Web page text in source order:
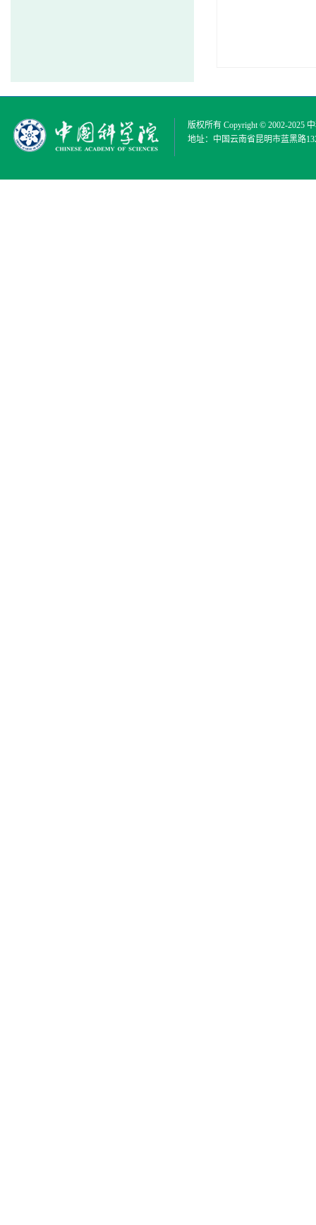
版权所有 Copyright © 2002-2025
地址：中国云南省昆明市蓝黑路